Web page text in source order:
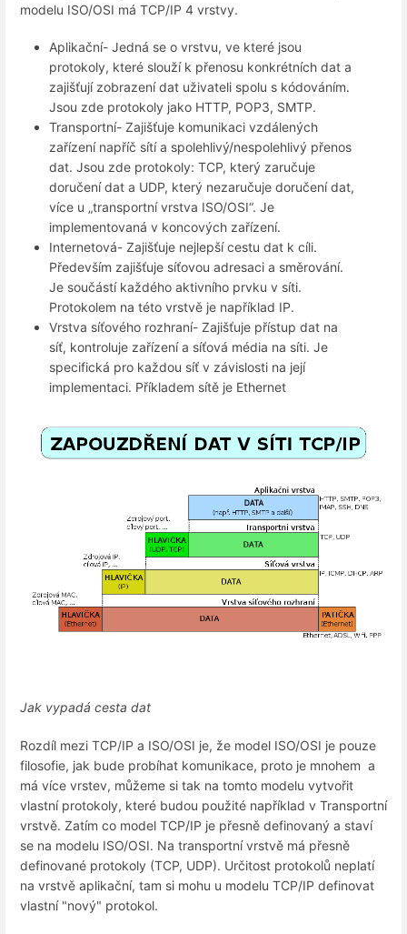
modelu ISO/OSI má TCP/IP 4 vrstvy.
Aplikační- Jedná se o vrstvu, ve které jsou
protokoly, které slouží k přenosu konkrétních dat a
zajišťují zobrazení dat uživateli spolu s kódováním.
Jsou zde protokoly jako HTTP, POP3, SMTP.
Transportní- Zajišťuje komunikaci vzdálených
zařízení napříč sítí a spolehlivý/nespolehlivý přenos
dat. Jsou zde protokoly: TCP, který zaručuje
doručení dat a UDP, který nezaručuje doručení dat,
více u „transportní vrstva ISO/OSI“. Je
implementovaná v koncových zařízení.
Internetová- Zajišťuje nejlepší cestu dat k cíli.
Především zajišťuje síťovou adresaci a směrování.
Je součástí každého aktivního prvku v síti.
Protokolem na této vrstvě je například IP.
Vrstva síťového rozhraní- Zajišťuje přístup dat na
síť, kontroluje zařízení a síťová média na síti. Je
specifická pro každou síť v závislosti na její
implementaci. Příkladem sítě je Ethernet
Jak vypadá cesta dat
Rozdíl mezi TCP/IP a ISO/OSI je, že model ISO/OSI je pouze
filosofie, jak bude probíhat komunikace, proto je mnohem a
má více vrstev, můžeme si tak na tomto modelu vytvořit
vlastní protokoly, které budou použité například v Transportní
vrstvě. Zatím co model TCP/IP je přesně definovaný a staví
se na modelu ISO/OSI. Na transportní vrstvě má přesně
definované protokoly (TCP, UDP). Určitost protokolů neplatí
na vrstvě aplikační, tam si mohu u modelu TCP/IP definovat
vlastní "nový" protokol.